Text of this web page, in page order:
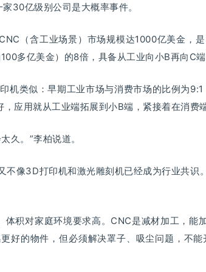
30亿级别公司是大概率事件。
（含工业场景）市场规模达1000亿美金，
多亿美金）的8倍，具备从工业向小B再向C端
机类似：早期工业市场与消费市场的比例为9:1
应用就从工业端拓展到小B端，紧接着在消费
久。”李柏说道。
不像3D打印机和激光雕刻机已经成为行业共识
体积对家庭环境要求高。CNC是减材加工，能
好的物件，但必须解决罩子、吸尘问题，不